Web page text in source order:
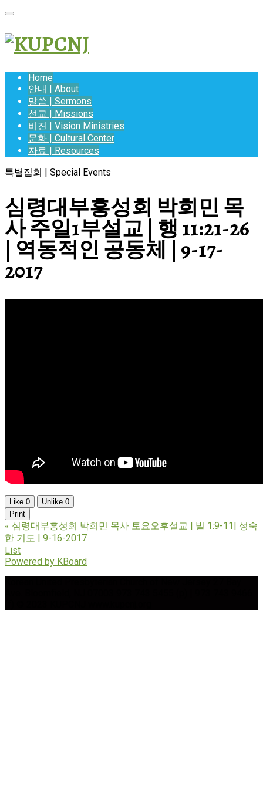
Home
안내 | About
말씀 | Sermons
선교 | Missions
비젼 | Vision Ministries
문화 | Cultural Center
자료 | Resources
특별집회 | Special Events
심령대부흥성회 박희민 목
사 주일1부설교 | 행 11:21-26
| 역동적인 공동체 | 9-17-
2017
Like 0 Unlike 0
Print
« 심령대부흥성회 박희민 목사 토요오후설교 | 빌 1:9-11| 성숙
한 기도 | 9-16-2017
List
Powered by KBoard